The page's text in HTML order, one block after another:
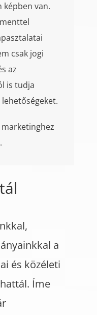
képben van.
csak jogi
az
is tudja
marketinghez
a
és közéleti
Íme